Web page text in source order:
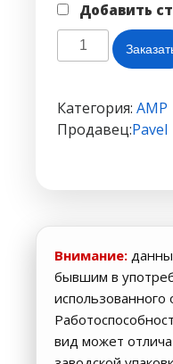
Добавить
Количество
товара
DIP
#13
Категория: AMP
Продавец:Pavel
Внимание:
бывшим в
использованного
вид может